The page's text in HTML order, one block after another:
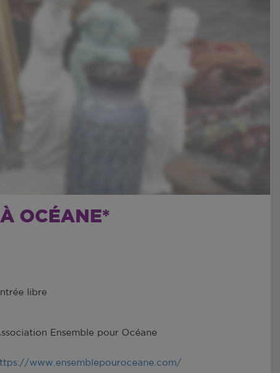
OCÉANE*
libre
Ensemble pour Océane
www.ensemblepouroceane.com/